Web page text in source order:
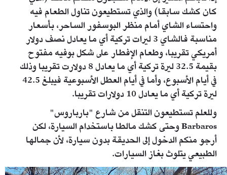
كان كشك سابقا) والذي تستطيعون تناول الطعام فيه
واحتساء الشاي أمام منظر البوسفور الساحر، بأسعار
مناسبة فالشاي 3 ليرات تركية أي ما يعادل نصف دولار
أمريكي تقريبا، وطعام الإفطار على شكل بوفيه مفتوح
بقيمة 32.5 ليرة تركية أي ما يعادل 8 دولارت تقريبا وذلك
في أيام الأسبوع، وأما في أيام العطل الأسبوعية فيبلغ 42.5
ليرة تركية أي ما يعادل 10 دولارات تقريبا.
وللعلم تستطيعون التنقل من شارع "بارباروس"
Barbaros وحتى كشك مالطا باستخدام السيارة، لكن
أرجو منكم الدخول إلى الحديقة بدون سيارة، لأن جمالها
الطبيعي يتلوث بغاز السيارات.